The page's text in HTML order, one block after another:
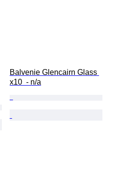
Balvenie Glencairn Glass
x10  - n/a